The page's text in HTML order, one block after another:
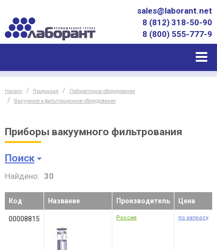
sales@laborant.net
8 (812) 318-50-90
8 (800) 555-777-9
Начало Продукция
Лабораторное оборудование
Вакуумное и фильтрационное оборудование
Приборы вакуумного фильтрования
Поиск
Найдено: 30
Код Название Производитель Цена
00008815 Россия по запросу